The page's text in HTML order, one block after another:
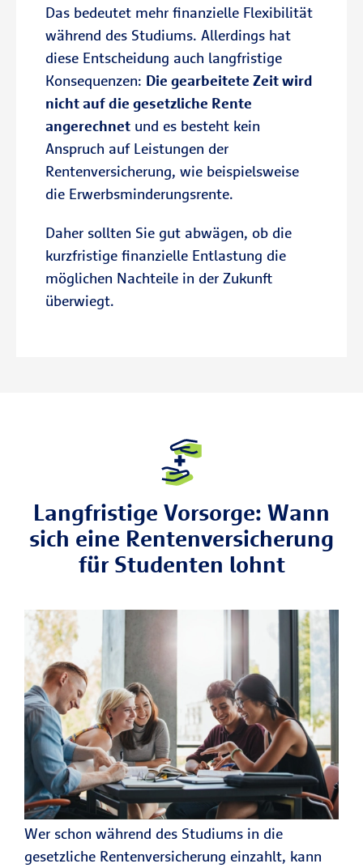
Das bedeutet mehr finanzielle Flexibilität
während des Studiums. Allerdings hat
diese Entscheidung auch langfristige
Konsequenzen: Die gearbeitete Zeit wird
nicht auf die gesetzliche Rente
angerechnet und es besteht kein
Anspruch auf Leistungen der
Rentenversicherung, wie beispielsweise
die Erwerbsminderungsrente.
Daher sollten Sie gut abwägen, ob die
kurzfristige finanzielle Entlastung die
möglichen Nachteile in der Zukunft
überwiegt.
Langfristige Vorsorge: Wann
sich eine Rentenversicherung
für Studenten lohnt
Wer schon während des Studiums in die
gesetzliche Rentenversicherung einzahlt, kann